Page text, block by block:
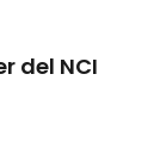
del NCI